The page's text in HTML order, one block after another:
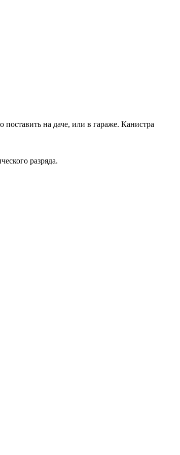
на даче, или в гараже. Канистра
разряда.